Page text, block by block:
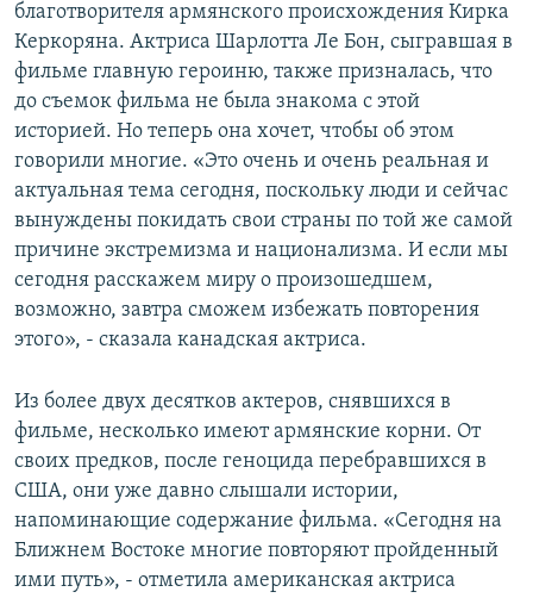
благотворителя армянского происхождения Кирка
Керкоряна. Актриса Шарлотта Ле Бон, сыгравшая в
фильме главную героиню, также призналась, что
до съемок фильма не была знакома с этой
историей. Но теперь она хочет, чтобы об этом
говорили многие. «Это очень и очень реальная и
актуальная тема сегодня, поскольку люди и сейчас
вынуждены покидать свои страны по той же самой
причине экстремизма и национализма. И если мы
сегодня расскажем миру о произошедшем,
возможно, завтра сможем избежать повторения
этого», - сказала канадская актриса.
Из более двух десятков актеров, снявшихся в
фильме, несколько имеют армянские корни. От
своих предков, после геноцида перебравшихся в
США, они уже давно слышали истории,
напоминающие содержание фильма. «Сегодня на
Ближнем Востоке многие повторяют пройденный
ими путь», - отметила американская актриса